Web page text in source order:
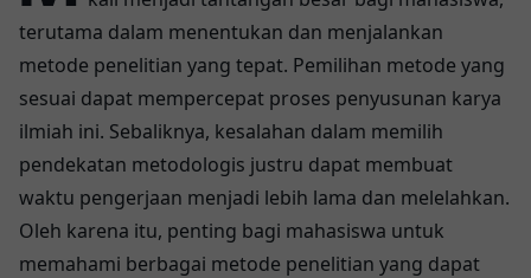
terutama dalam menentukan dan menjalankan
metode penelitian yang tepat. Pemilihan metode yang
sesuai dapat mempercepat proses penyusunan karya
ilmiah ini. Sebaliknya, kesalahan dalam memilih
pendekatan metodologis justru dapat membuat
waktu pengerjaan menjadi lebih lama dan melelahkan.
Oleh karena itu, penting bagi mahasiswa untuk
memahami berbagai metode penelitian yang dapat